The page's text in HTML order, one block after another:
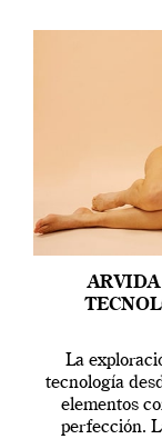
ARVIDA
La
tecnología
elementos
perfección.